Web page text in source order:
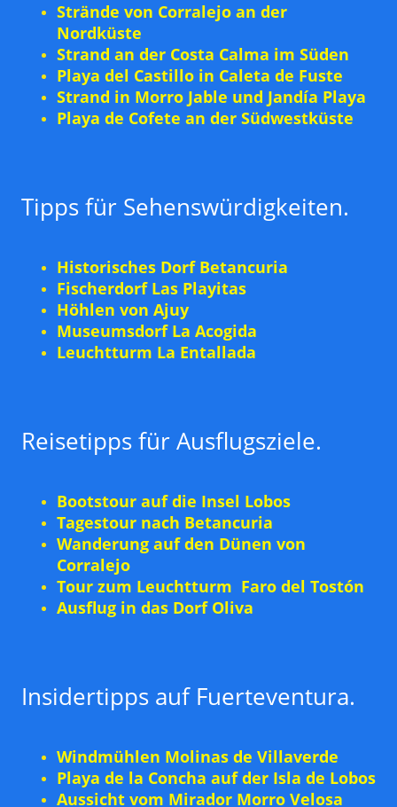
Strände von Corralejo an der
Nordküste
Strand an der Costa Calma im Süden
Playa del Castillo in Caleta de Fuste
Strand in Morro Jable und Jandía Playa
Playa de Cofete an der Südwestküste
Tipps für Sehenswürdigkeiten.
Historisches Dorf Betancuria
Fischerdorf Las Playitas
Höhlen von Ajuy
Museumsdorf La Acogida
Leuchtturm La Entallada
Reisetipps für Ausflugsziele.
Bootstour auf die Insel Lobos
Tagestour nach Betancuria
Wanderung auf den Dünen von
Corralejo
Tour zum Leuchtturm Faro del Tostón
Ausflug in das Dorf Oliva
Insidertipps auf Fuerteventura.
Windmühlen Molinas de Villaverde
Playa de la Concha auf der Isla de Lobos
Aussicht vom Mirador Morro Velosa